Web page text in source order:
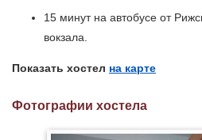
15 минут на автобусе от
вокзала.
Показать хостел на карте
Фотографии хостела